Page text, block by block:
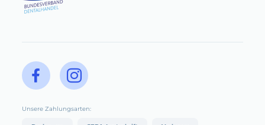
Unsere Zahlungsarten: